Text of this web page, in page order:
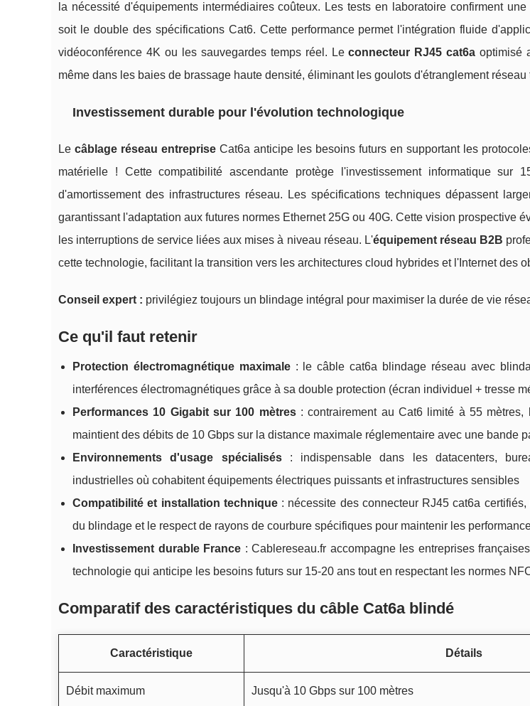
la nécessité d'équipements intermédiaires coûteux. Les tests en laboratoire confirment
soit le double des spécifications Cat6. Cette performance permet l'intégration fluide
vidéoconférence 4K ou les sauvegardes temps réel. Leconnecteur RJ45 cat6a optimisé
même dans les baies de brassage haute densité, éliminant les goulots d'étranglement réseau
Investissement durable pour l'évolution technologique
Le câblage réseau entreprise Cat6a anticipe les besoins futurs en supportant les
matérielle ! Cette compatibilité ascendante protège l'investissement informatique sur
d'amortissement des infrastructures réseau. Les spécifications techniques dépassent
garantissant l'adaptation aux futures normes Ethernet 25G ou 40G. Cette vision prospective
les interruptions de service liées aux mises à niveau réseau. L'équipement réseau B2B
cette technologie, facilitant la transition vers les architectures cloud hybrides et l'Internet des
Conseil expert : privilégiez toujours un blindage intégral pour maximiser la durée de vie
Ce qu'il faut retenir
Protection électromagnétique maximale: le câble cat6a blindage réseau avec
interférences électromagnétiques grâce à sa double protection (écran individuel + tresse
Performances 10 Gigabit sur 100 mètres: contrairement au Cat6 limité à 55 mètres,
maintient des débits de 10 Gbps sur la distance maximale réglementaire avec une bande
Environnements d'usage spécialisés: indispensable dans les datacenters,
industrielles où cohabitent équipements électriques puissants et infrastructures sensibles
Compatibilité et installation technique: nécessite des connecteur RJ45 cat6a
du blindage et le respect de rayons de courbure spécifiques pour maintenir les
Investissement durable France : Cablereseau.fr accompagne les entreprises
technologie qui anticipe les besoins futurs sur 15-20 ans tout en respectant les normes
Comparatif des caractéristiques du câble Cat6a blindé
Caractéristique Détails
Débit maximum Jusqu'à 10 Gbps sur 100 mètres